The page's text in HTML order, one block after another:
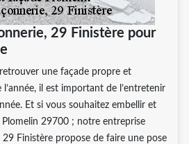
29 Finistère pour
une façade propre et
il est important de l’entretenir
Et si vous souhaitez embellir et
29700 ; notre entreprise
29 Finistère propose de faire une pose